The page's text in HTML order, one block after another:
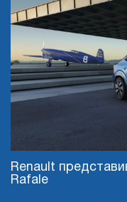
Renault
Rafale